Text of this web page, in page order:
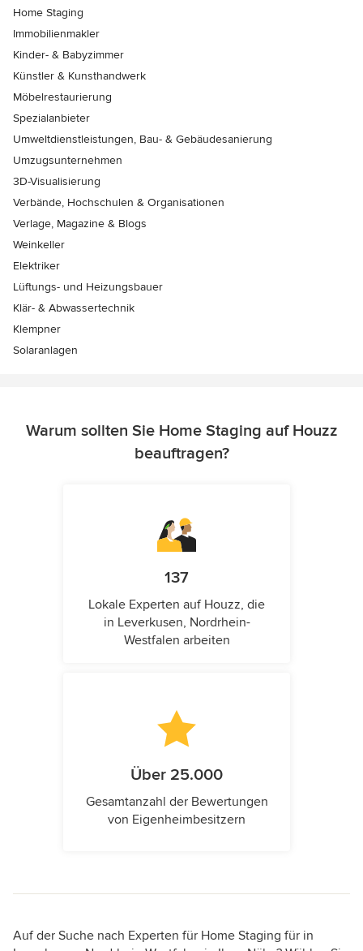
Home Staging
Immobilienmakler
Kinder- & Babyzimmer
Künstler & Kunsthandwerk
Möbelrestaurierung
Spezialanbieter
Umweltdienstleistungen, Bau- & Gebäudesanierung
Umzugsunternehmen
3D-Visualisierung
Verbände, Hochschulen & Organisationen
Verlage, Magazine & Blogs
Weinkeller
Elektriker
Lüftungs- und Heizungsbauer
Klär- & Abwassertechnik
Klempner
Solaranlagen
Warum sollten Sie Home Staging auf Houzz
beauftragen?
137
Lokale Experten auf Houzz, die
in Leverkusen, Nordrhein-
Westfalen arbeiten
Über 25.000
Gesamtanzahl der Bewertungen
von Eigenheimbesitzern
Auf der Suche nach Experten für Home Staging für in